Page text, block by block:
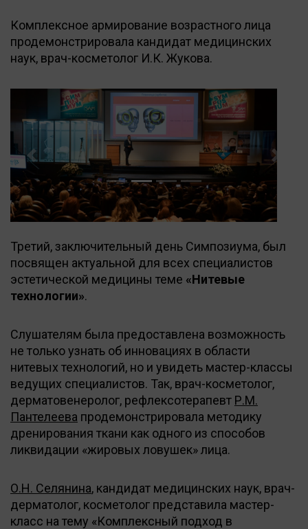
Комплексное армирование возрастного лица
продемонстрировала кандидат медицинских
наук, врач-косметолог И.К. Жукова.
Previous Next
Третий, заключительный день Симпозиума, был
посвящен актуальной для всех специалистов
эстетической медицины теме «Нитевые
технологии».
Слушателям была предоставлена возможность
не только узнать об инновациях в области
нитевых технологий, но и увидеть мастер-классы
ведущих специалистов. Так, врач-косметолог,
дерматовенеролог, рефлексотерапевт Р.М.
Пантелеева продемонстрировала методику
дренирования ткани как одного из способов
ликвидации «жировых ловушек» лица.
О.Н. Селянина, кандидат медицинских наук, врач-
дерматолог, косметолог представила мастер-
класс на тему «Комплексный подход в